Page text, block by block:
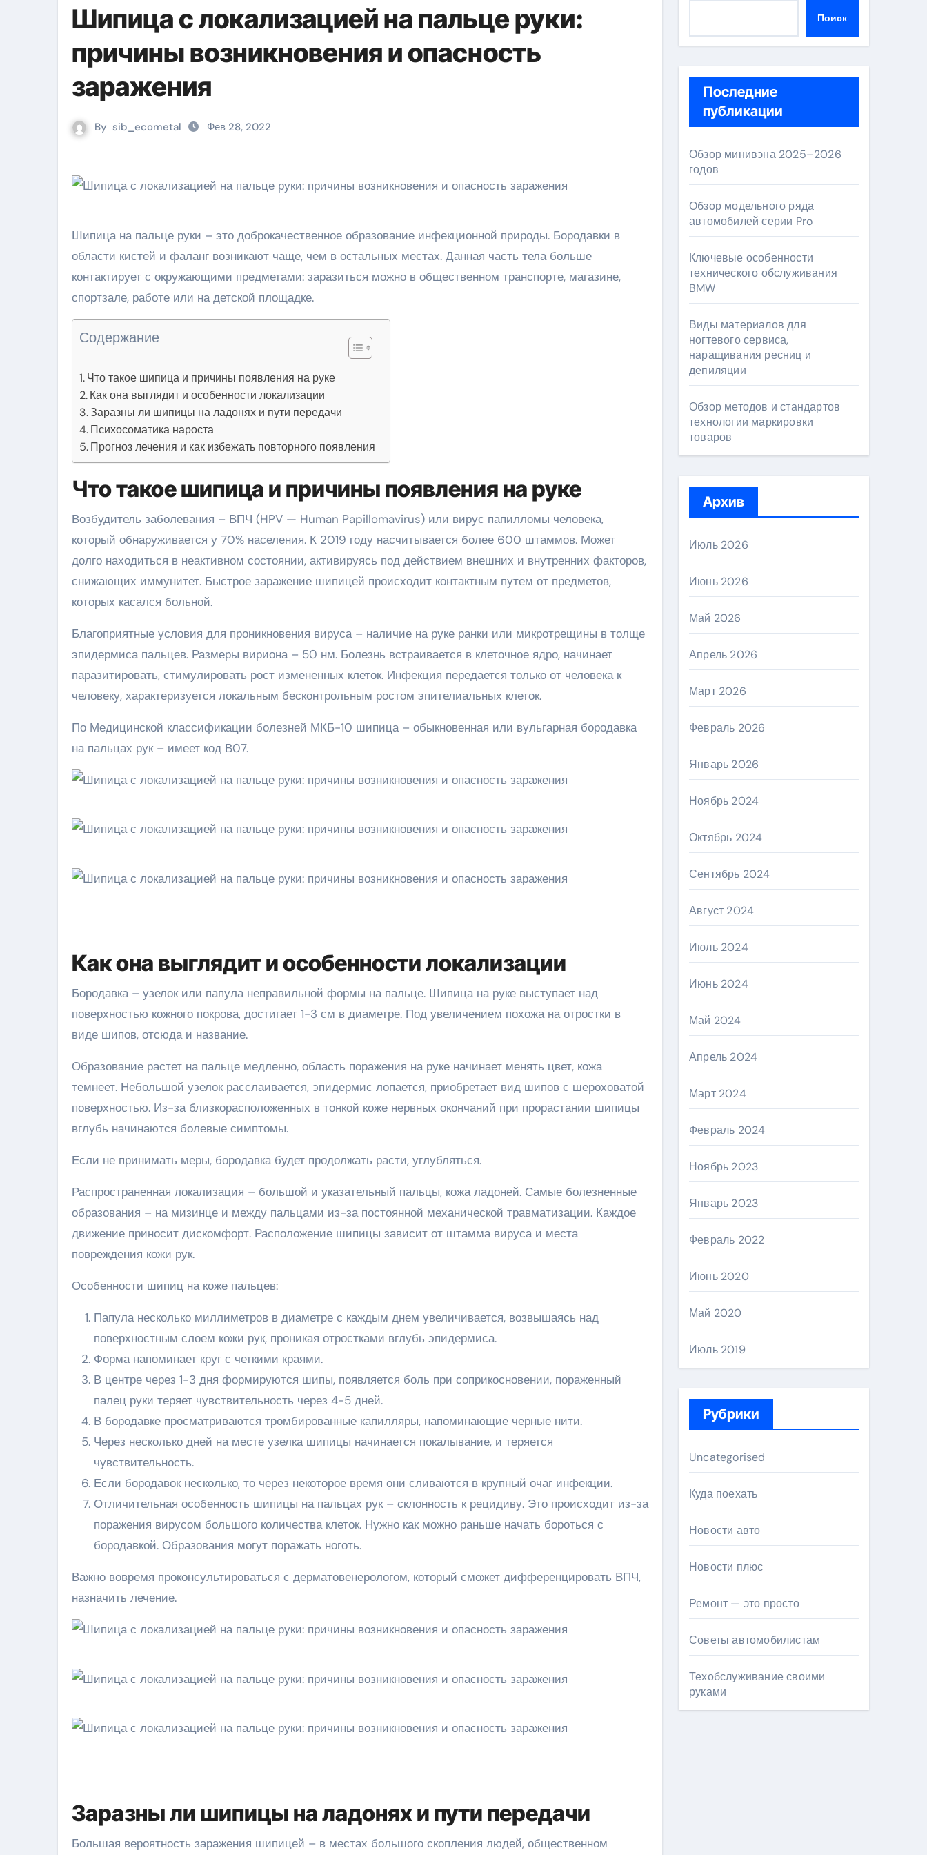
Шипица с локализацией на пальце руки:
причины возникновения и опасность
заражения
By sib_ecometal Фев 28, 2022
Шипица на пальце руки – это доброкачественное образование инфекционной природы. Бородавки в
области кистей и фаланг возникают чаще, чем в остальных местах. Данная часть тела больше
контактирует с окружающими предметами: заразиться можно в общественном транспорте, магазине,
спортзале, работе или на детской площадке.
Содержание
Что такое шипица и причины появления на руке
Как она выглядит и особенности локализации
Заразны ли шипицы на ладонях и пути передачи
Психосоматика нароста
Прогноз лечения и как избежать повторного появления
Что такое шипица и причины появления на руке
Возбудитель заболевания – ВПЧ (HPV — Human Papillomavirus) или вирус папилломы человека,
который обнаруживается у 70% населения. К 2019 году насчитывается более 600 штаммов. Может
долго находиться в неактивном состоянии, активируясь под действием внешних и внутренних факторов,
снижающих иммунитет. Быстрое заражение шипицей происходит контактным путем от предметов,
которых касался больной.
Благоприятные условия для проникновения вируса – наличие на руке ранки или микротрещины в толще
эпидермиса пальцев. Размеры вириона – 50 нм. Болезнь встраивается в клеточное ядро, начинает
паразитировать, стимулировать рост измененных клеток. Инфекция передается только от человека к
человеку, характеризуется локальным бесконтрольным ростом эпителиальных клеток.
По Медицинской классификации болезней МКБ-10 шипица – обыкновенная или вульгарная бородавка
на пальцах рук – имеет код В07.
Как она выглядит и особенности локализации
Бородавка – узелок или папула неправильной формы на пальце. Шипица на руке выступает над
поверхностью кожного покрова, достигает 1-3 см в диаметре. Под увеличением похожа на отростки в
виде шипов, отсюда и название.
Образование растет на пальце медленно, область поражения на руке начинает менять цвет, кожа
темнеет. Небольшой узелок расслаивается, эпидермис лопается, приобретает вид шипов с шероховатой
поверхностью. Из-за близкорасположенных в тонкой коже нервных окончаний при прорастании шипицы
вглубь начинаются болевые симптомы.
Если не принимать меры, бородавка будет продолжать расти, углубляться.
Распространенная локализация – большой и указательный пальцы, кожа ладоней. Самые болезненные
образования – на мизинце и между пальцами из-за постоянной механической травматизации. Каждое
движение приносит дискомфорт. Расположение шипицы зависит от штамма вируса и места
повреждения кожи рук.
Особенности шипиц на коже пальцев:
Папула несколько миллиметров в диаметре с каждым днем увеличивается, возвышаясь над
поверхностным слоем кожи рук, проникая отростками вглубь эпидермиса.
Форма напоминает круг с четкими краями.
В центре через 1-3 дня формируются шипы, появляется боль при соприкосновении, пораженный
палец руки теряет чувствительность через 4-5 дней.
В бородавке просматриваются тромбированные капилляры, напоминающие черные нити.
Через несколько дней на месте узелка шипицы начинается покалывание, и теряется
чувствительность.
Если бородавок несколько, то через некоторое время они сливаются в крупный очаг инфекции.
Отличительная особенность шипицы на пальцах рук – склонность к рецидиву. Это происходит из-за
поражения вирусом большого количества клеток. Нужно как можно раньше начать бороться с
бородавкой. Образования могут поражать ноготь.
Важно вовремя проконсультироваться с дерматовенерологом, который сможет дифференцировать ВПЧ,
назначить лечение.
Заразны ли шипицы на ладонях и пути передачи
Большая вероятность заражения шипицей – в местах большого скопления людей, общественном
Поиск
Последние
публикации
Обзор минивэна 2025–2026
годов
Обзор модельного ряда
автомобилей серии Pro
Ключевые особенности
технического обслуживания
BMW
Виды материалов для
ногтевого сервиса,
наращивания ресниц и
депиляции
Обзор методов и стандартов
технологии маркировки
товаров
Архив
Июль 2026
Июнь 2026
Май 2026
Апрель 2026
Март 2026
Февраль 2026
Январь 2026
Ноябрь 2024
Октябрь 2024
Сентябрь 2024
Август 2024
Июль 2024
Июнь 2024
Май 2024
Апрель 2024
Март 2024
Февраль 2024
Ноябрь 2023
Январь 2023
Февраль 2022
Июнь 2020
Май 2020
Июль 2019
Рубрики
Uncategorised
Куда поехать
Новости авто
Новости плюс
Ремонт — это просто
Советы автомобилистам
Техобслуживание своими
руками